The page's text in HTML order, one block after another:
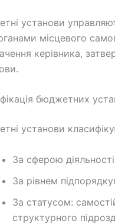
установи
місцевого
керівника,
бюджетних
установи
За сферою
За рівнем
За статусом:
структурного